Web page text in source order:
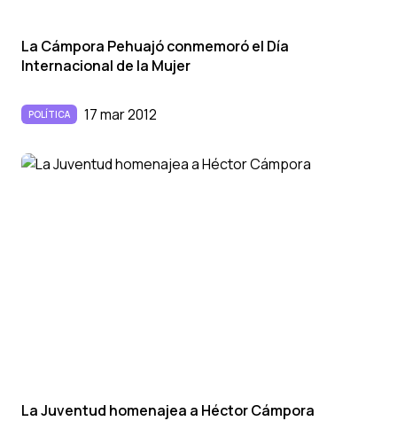
La Cámpora Pehuajó conmemoró el Dí­a
Internacional de la Mujer
POLÍTICA 17 mar 2012
La Juventud homenajea a Héctor Cámpora